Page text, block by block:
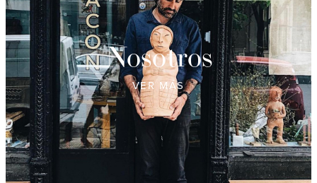
Nosotros
VER MÁS